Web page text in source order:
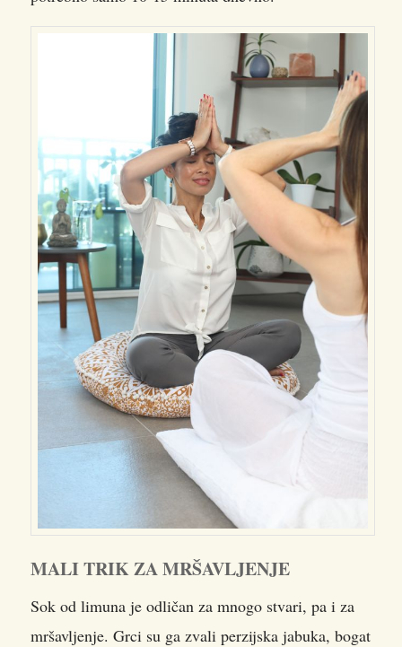
MALI TRIK ZA MRŠAVLJENJE
Sok od limuna je odličan za mnogo stvari, pa i za
mršavljenje. Grci su ga zvali perzijska jabuka, bogat